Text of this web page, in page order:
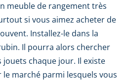
meuble de rangement très
si vous aimez acheter de
Installez-le dans la
Il pourra alors chercher
chaque jour. Il existe
le marché parmi lesquels vous